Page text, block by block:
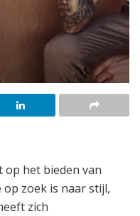
op het bieden van
zoek is naar stijl,
zich